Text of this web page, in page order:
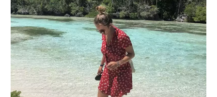
R
I
T
B
A